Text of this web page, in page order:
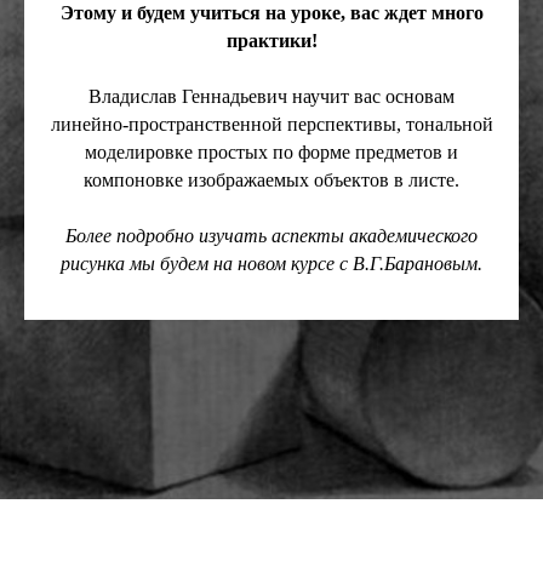
Этому и будем учиться на уроке, вас ждет много
практики!
Владислав Геннадьевич научит вас основам
линейно-пространственной перспективы, тональной
моделировке простых по форме предметов и
компоновке изображаемых объектов в листе.
Более подробно изучать аспекты академического
рисунка мы будем на новом курсе с В.Г.Барановым.